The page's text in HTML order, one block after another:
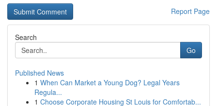
Report Page
Search
Go
Published News
1 When Can Market a Young Dog? Legal Years
Regula...
1 Choose Corporate Housing St Louis for Comfortab...